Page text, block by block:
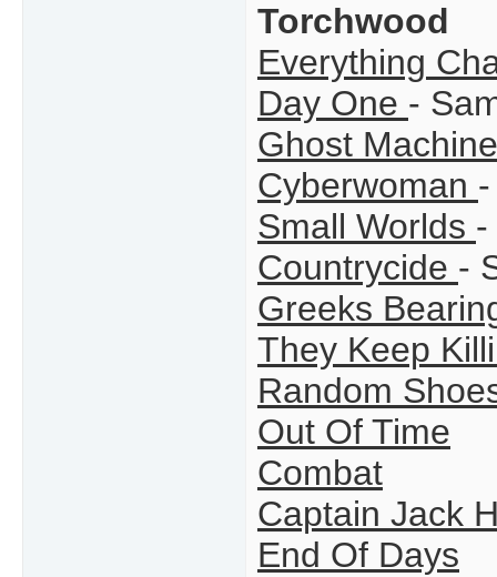
Torchwood
Everything
Day One -
Ghost
Cyberwoman
Small Worlds -
Countrycide -
Greeks
They Keep
Random
Out Of Time
Combat
Captain Jack
End Of Days